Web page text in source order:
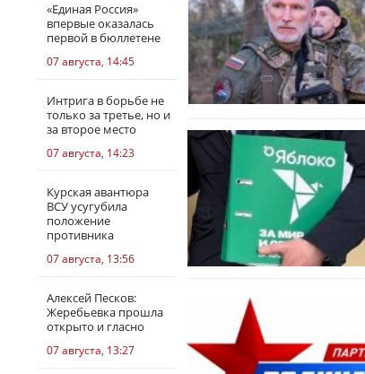
«Единая Россия»
впервые оказалась
первой в бюллетене
07 августа, 14:45
Интрига в борьбе не
только за третье, но и
за второе место
07 августа, 14:23
Курская авантюра
ВСУ усугубила
положение
противника
07 августа, 13:56
Алексей Песков:
Жеребьевка прошла
открыто и гласно
07 августа, 13:27